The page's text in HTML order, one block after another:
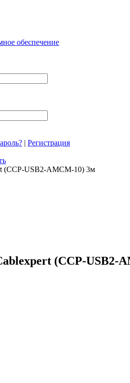
обеспечение
| Регистрация
(CCP-USB2-AMCM-10) 3м
(CCP-USB2-